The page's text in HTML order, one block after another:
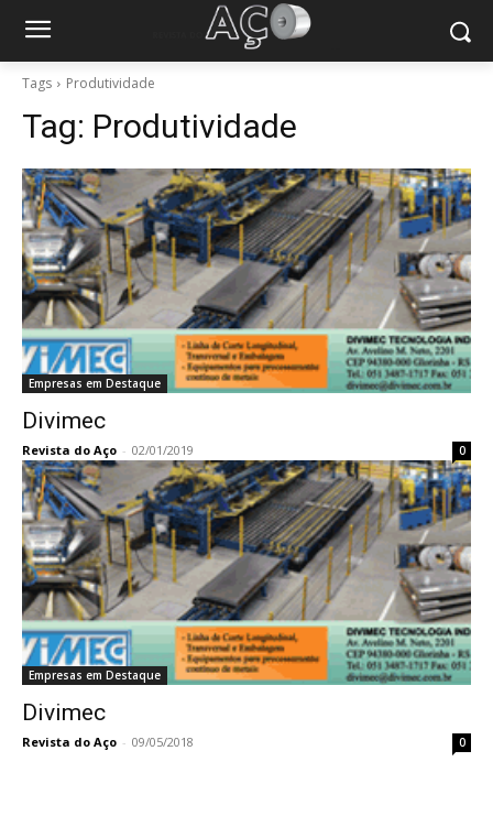
Tags Produtividade
Tag: Produtividade
Empresas em Destaque
Divimec
Revista do Aço - 02/01/2019 0
Empresas em Destaque
Divimec
Revista do Aço - 09/05/2018 0